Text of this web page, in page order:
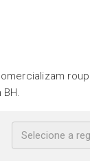
Selecione a